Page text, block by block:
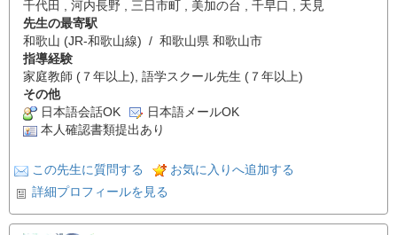
千代田 , 河内長野 , 三日市町 , 美加の台 , 千早口 , 天見
先生の最寄駅
和歌山 (JR-和歌山線) / 和歌山県 和歌山市
指導経験
家庭教師 (７年以上), 語学スクール先生 (７年以上)
その他
日本語会話OK
日本語メールOK
本人確認書類提出あり
この先生に質問する
お気に入りへ追加する
詳細プロフィールを見る